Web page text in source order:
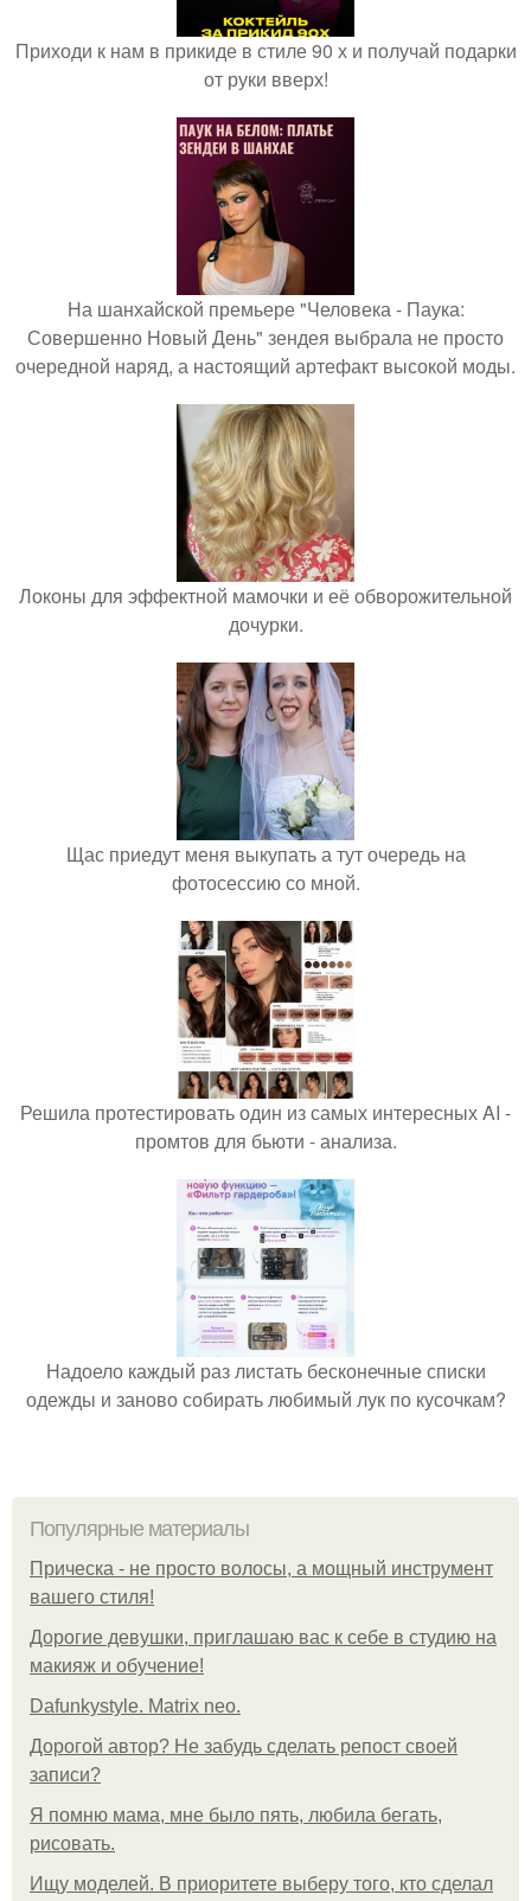
Приходи к нам в прикиде в стиле 90 х и получай подарки
от руки вверх!
На шанхайской премьере "Человека - Паука:
Совершенно Новый День" зендея выбрала не просто
очередной наряд, а настоящий артефакт высокой моды.
Локоны для эффектной мамочки и её обворожительной
дочурки.
Щас приедут меня выкупать а тут очередь на
фотосессию со мной.
Решила протестировать один из самых интересных AI -
промтов для бьюти - анализа.
Надоело каждый раз листать бесконечные списки
одежды и заново собирать любимый лук по кусочкам?
Популярные материалы
Прическа - не просто волосы, а мощный инструмент
вашего стиля!
Дорогие девушки, приглашаю вас к себе в студию на
макияж и обучение!
Dafunkystyle. Matrix neo.
Дорогой автор? Не забудь сделать репост своей
записи?
Я помню мама, мне было пять, любила бегать,
рисовать.
Ищу моделей. В приоритете выберу того, кто сделал